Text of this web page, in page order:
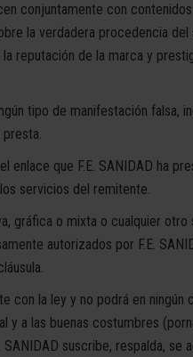
conjuntamente con
la verdadera procedencia
reputación de la marca y
tipo de manifestación falsa,
enlace que F.E. SANIDAD ha
servicios del remitente.
gráfica o mixta o cualquier
autorizados por F.E.
con la ley y no podrá en
a las buenas costumbres
suscribe, respalda, se